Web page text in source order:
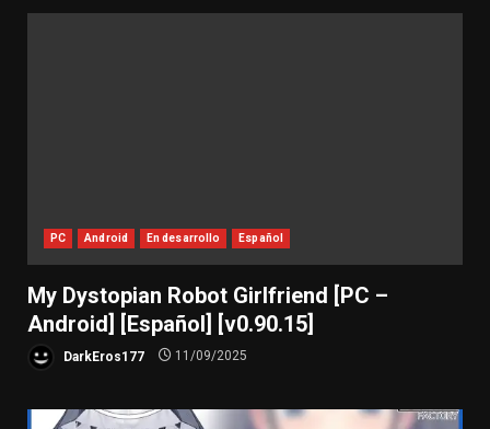
PC Android En desarrollo Español
My Dystopian Robot Girlfriend [PC –
Android] [Español] [v0.90.15]
DarkEros177 11/09/2025